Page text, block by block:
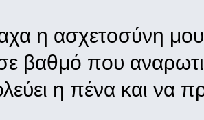
η ασχετοσύνη
βαθμό που
η πένα και να